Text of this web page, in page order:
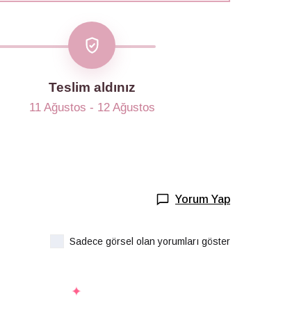
Teslim aldınız
11 Ağustos - 12 Ağustos
Yorum Yap
Sadece görsel olan yorumları göster